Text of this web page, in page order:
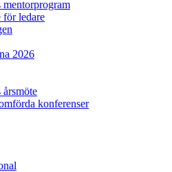
för ledare
2026
konferenser